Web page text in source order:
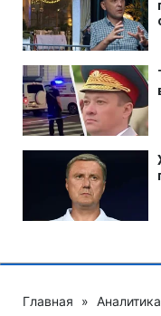
Главная » Аналитика